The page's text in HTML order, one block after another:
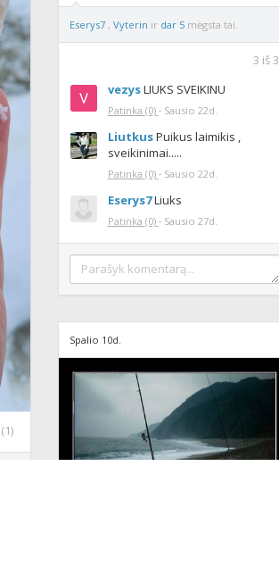
Eserys7 , Vyterin ir dar 5mėgsta tai.
3 iš3
vezysLIUKS SVEIKINU
Patinka (0) · Sausio 22d.
LiutkusPuikus laimikis ,
sveikinimai.....
Patinka (0) · Sausio 22d.
Eserys7Liuks
Patinka (0) · Sausio 27d.
(1)
Spalio 10d.